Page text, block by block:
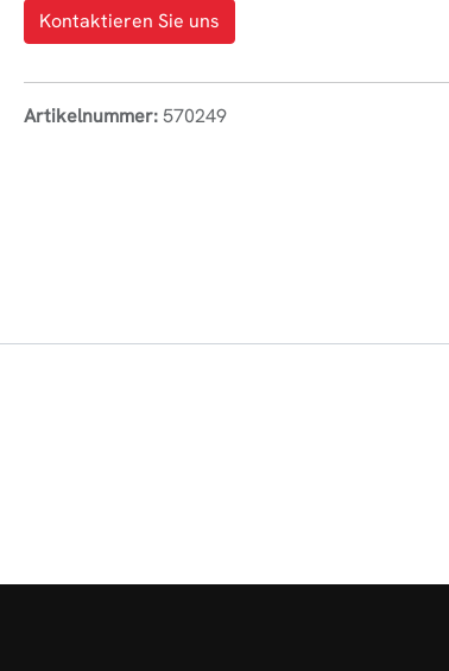
Kontaktieren Sie uns
Artikelnummer:570249